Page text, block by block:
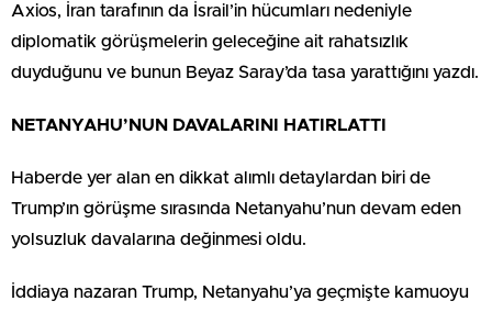
Axios, İran tarafının da İsrail’in hücumları nedeniyle
diplomatik görüşmelerin geleceğine ait rahatsızlık
duyduğunu ve bunun Beyaz Saray’da tasa yarattığını yazdı.
NETANYAHU’NUN DAVALARINI HATIRLATTI
Haberde yer alan en dikkat alımlı detaylardan biri de
Trump’ın görüşme sırasında Netanyahu’nun devam eden
yolsuzluk davalarına değinmesi oldu.
İddiaya nazaran Trump, Netanyahu’ya geçmişte kamuoyu